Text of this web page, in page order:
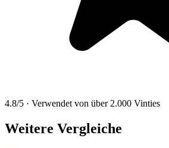
4.8/5 · Verwendet von über 2.000 Vinties
Weitere Vergleiche